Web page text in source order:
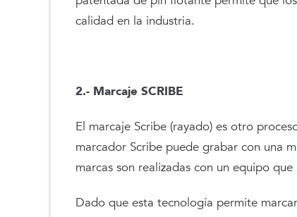
calidad en la industria.
2.- Marcaje SCRIBE
El marcaje Scribe (rayado) es otro
marcador Scribe puede grabar con una
marcas son realizadas con un equipo
Dado que esta tecnología permite